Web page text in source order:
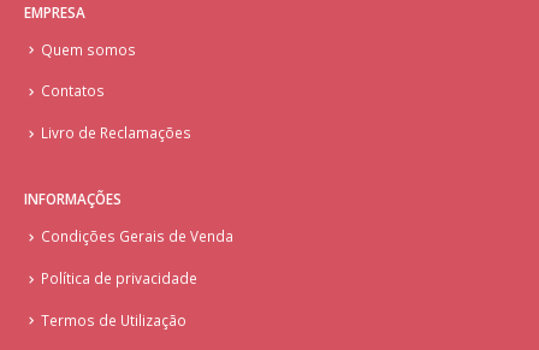
EMPRESA
Quem somos
Contatos
Livro de Reclamações
INFORMAÇÕES
Condições Gerais de Venda
Política de privacidade
Termos de Utilização